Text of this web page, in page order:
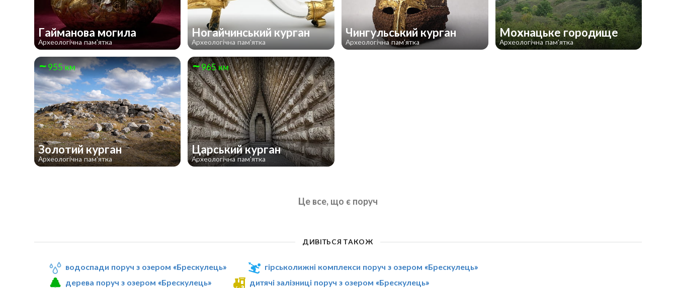
Гайманова могила
Археологічна пам'ятка
Ногайчинський курган
Археологічна пам'ятка
Чингульський курган
Археологічна пам'ятка
Мохнацьке городище
Археологічна пам'ятка
955 км
Золотий курган
Археологічна пам'ятка
965 км
Царський курган
Археологічна пам'ятка
Це все, що є поруч
ДИВІТЬСЯ ТАКОЖ
водоспади поруч з озером «Брескулeць»
гірськолижні комплекси поруч з озером «Брескулeць»
дерева поруч з озером «Брескулeць»
дитячі залізниці поруч з озером «Брескулeць»